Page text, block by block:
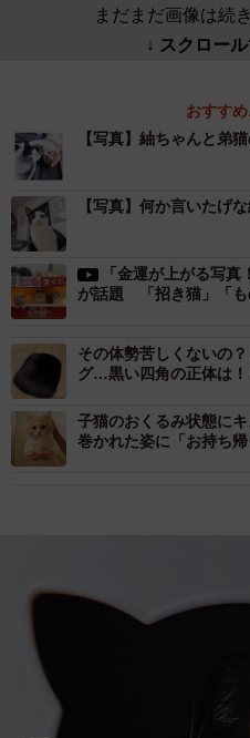
まだまだ画像は続
↓ スクロー
おすす
【写真】紬ちゃんと弟
【写真】何か言いたげ
「金運が上がる写
が話題 「招き猫」「も
その体勢苦しくないの
グ…黒い四角の正体は！
子猫のおくるみ状態に
巻かれた姿に「お持ち